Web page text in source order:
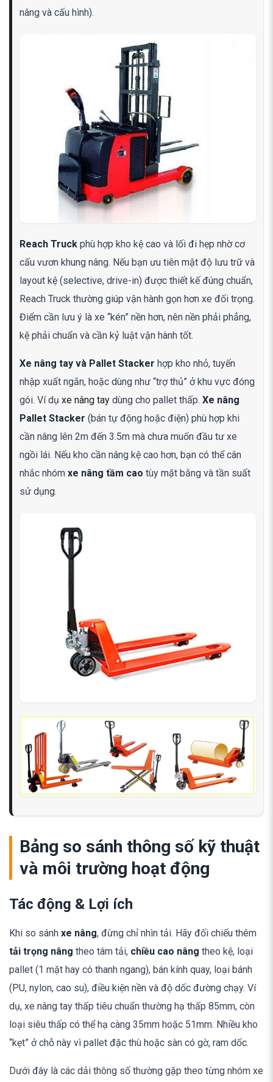
nâng và cấu hình).
Reach Truck phù hợp kho kệ cao và lối đi hẹp nhờ cơ
cấu vươn khung nâng. Nếu bạn ưu tiên mật độ lưu trữ và
layout kệ (selective, drive-in) được thiết kế đúng chuẩn,
Reach Truck thường giúp vận hành gọn hơn xe đối trọng.
Điểm cần lưu ý là xe “kén” nền hơn, nên nền phải phẳng,
kệ phải chuẩn và cần kỷ luật vận hành tốt.
Xe nâng tay và Pallet Stacker hợp kho nhỏ, tuyến
nhập xuất ngắn, hoặc dùng như “trợ thủ” ở khu vực đóng
gói. Ví dụ xe nâng tay dùng cho pallet thấp. Xe nâng
Pallet Stacker (bán tự động hoặc điện) phù hợp khi
cần nâng lên 2m đến 3.5m mà chưa muốn đầu tư xe
ngồi lái. Nếu kho cần nâng kệ cao hơn, bạn có thể cân
nhắc nhóm xe nâng tầm cao tùy mặt bằng và tần suất
sử dụng.
Bảng so sánh thông số kỹ thuật
và môi trường hoạt động
Tác động & Lợi ích
Khi so sánh xe nâng, đừng chỉ nhìn tải. Hãy đối chiếu thêm
tải trọng nâng theo tâm tải, chiều cao nâng theo kệ, loại
pallet (1 mặt hay có thanh ngang), bán kính quay, loại bánh
(PU, nylon, cao su), điều kiện nền và độ dốc đường chạy. Ví
dụ, xe nâng tay thấp tiêu chuẩn thường hạ thấp 85mm, còn
loại siêu thấp có thể hạ càng 35mm hoặc 51mm. Nhiều kho
“kẹt” ở chỗ này vì pallet đặc thù hoặc sàn có gờ, ram dốc.
Dưới đây là các dải thông số thường gặp theo từng nhóm xe